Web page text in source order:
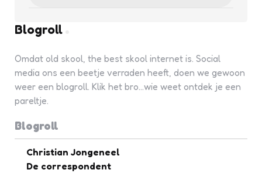
Blogroll
Omdat old skool, the best skool internet is. Social
media ons een beetje verraden heeft, doen we gewoon
weer een blogroll. Klik het bro...wie weet ontdek je een
pareltje.
Blogroll
Christian Jongeneel
De correspondent